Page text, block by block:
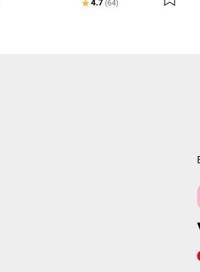
4.7(64)